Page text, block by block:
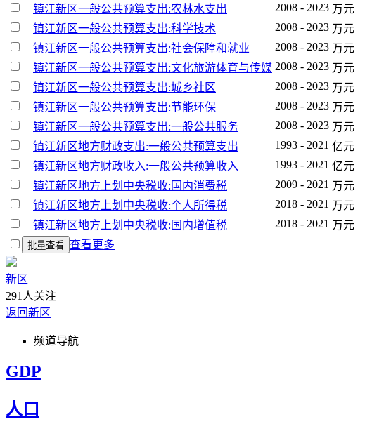
镇江新区一般公共预算支出:农林水支出
2008 - 2023 万元
镇江新区一般公共预算支出:科学技术
2008 - 2023 万元
镇江新区一般公共预算支出:社会保障和就业
2008 - 2023 万元
镇江新区一般公共预算支出:文化旅游体育与传媒 2008 - 2023 万元
镇江新区一般公共预算支出:城乡社区
2008 - 2023 万元
镇江新区一般公共预算支出:节能环保
2008 - 2023 万元
镇江新区一般公共预算支出:一般公共服务
2008 - 2023 万元
镇江新区地方财政支出:一般公共预算支出
1993 - 2021 亿元
镇江新区地方财政收入:一般公共预算收入
1993 - 2021 亿元
镇江新区地方上划中央税收:国内消费税
2009 - 2021 万元
镇江新区地方上划中央税收:个人所得税
2018 - 2021 万元
镇江新区地方上划中央税收:国内增值税
2018 - 2021 万元
批量查看 查看更多
新区
291人关注
返回新区
频道导航
GDP
人口